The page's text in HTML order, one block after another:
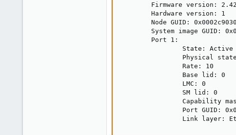
Firmware version:
        Hardware version: 1
Node GUID:
System image GUID:
        Port 1:
                State: Active
Physical
                Rate: 10
                Base lid: 0
                LMC: 0
                SM lid: 0
Capability
Port GUID:
Link layer: